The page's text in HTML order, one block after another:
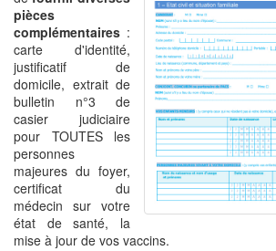
pièces
complémentaires :
carte d'identité,
justificatif de
domicile, extrait de
bulletin n°3 de
casier judiciaire
pour TOUTES les
personnes
majeures du foyer,
certificat du
médecin sur votre
état de santé, la
mise à jour de vos vaccins.